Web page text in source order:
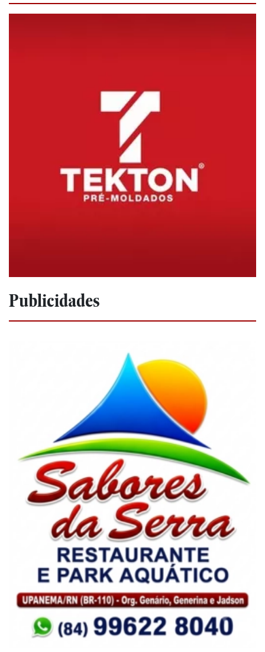
Publicidades